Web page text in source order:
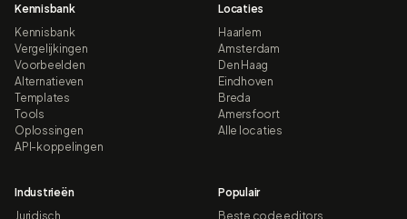
Kennisbank
Kennisbank
Vergelijkingen
Voorbeelden
Alternatieven
Templates
Tools
Oplossingen
API-koppelingen
Locaties
Haarlem
Amsterdam
Den Haag
Eindhoven
Breda
Amersfoort
Alle locaties
Industrieën
Juridisch
Populair
Beste code editors